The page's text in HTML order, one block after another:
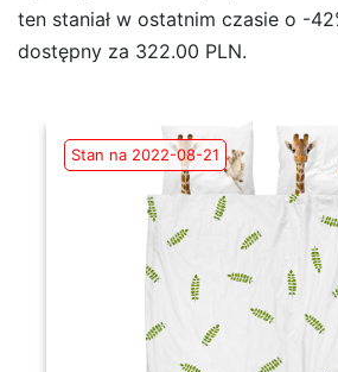
ten staniał w ostatnim czasie o -
dostępny za 322.00 PLN.
Stan na 2022-08-21